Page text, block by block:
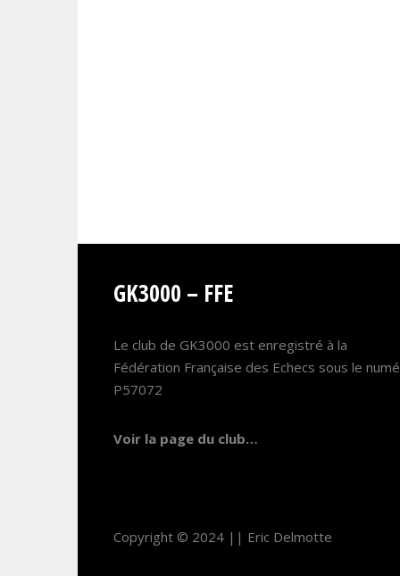
GK3000 – FFE
Le club de GK3000 est enregistré à la
Fédération Française des Echecs sous le
P57072
Voir la page du club…
Copyright © 2024 || Eric Delmotte